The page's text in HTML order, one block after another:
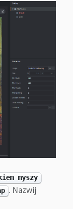
myszy
. Nazwij